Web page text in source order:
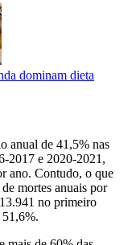
dominam dieta
anual de 41,5% nas
2017 e 2020-2021,
ano. Contudo, o que
mortes anuais por
no primeiro